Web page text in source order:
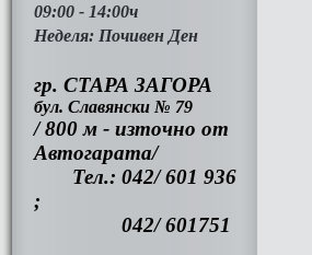
09:00 - 14:00ч
Неделя: Почивен Ден
гр. СТАРА ЗАГОРА
бул. Славянски № 79
/ 800 м - източно от
Автогарата/
Тел.: 042/ 601 936
;
042/ 601751